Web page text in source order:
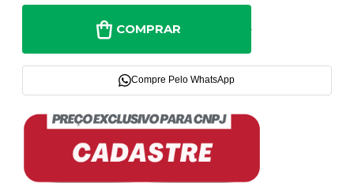
COMPRAR
Compre Pelo WhatsApp